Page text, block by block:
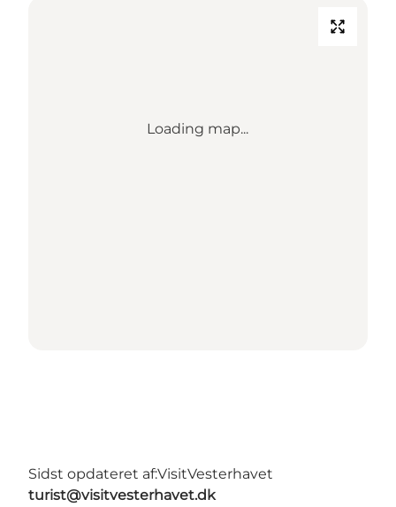
Loading map...
Sidst opdateret af:VisitVesterhavet
turist@visitvesterhavet.dk